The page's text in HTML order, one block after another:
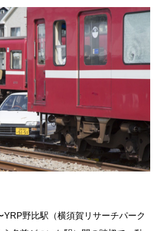
YRP野比駅（横須賀リサーチパーク